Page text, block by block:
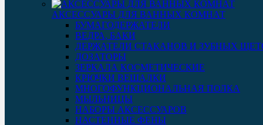
АКСЕССУАРЫ ДЛЯ ВАННЫХ КОМНАТ
БУМАГОДЕРЖАТЕЛИ
ВЕДРА, БАКИ
ДЕРЖАТЕЛИ СТАКАНОВ И ЗУБНЫХ
ДОЗАТОРЫ
ЗЕРКАЛА КОСМЕТИЧЕСКИЕ
КРЮЧКИ ВЕШАЛКИ
МНОГОФУНКЦИОНАЛЬНАЯ ПОЛКА
МЫЛЬНИЦЫ
НАБОРЫ АКСЕССУАРОВ
НАСТЕННЫЕ ФЕНЫ